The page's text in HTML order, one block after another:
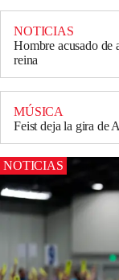
NOTICIAS
Hombre acusado de
reina
MÚSICA
Feist deja la gira de
NOTICIAS